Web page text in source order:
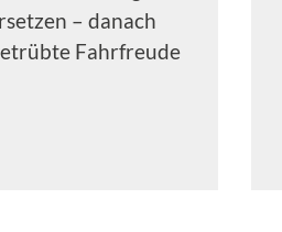
– danach
Fahrfreude